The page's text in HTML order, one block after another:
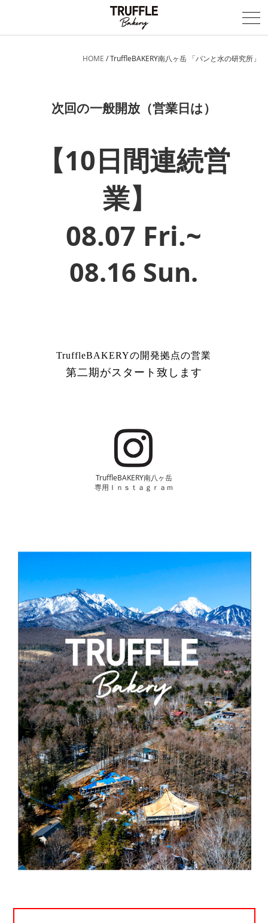
Locations
Item
Creative
企業理念
戦略のコンセプト
お問い合わせ
HOME /TruffleBAKERY南八ヶ岳 「パンと水の研究所」
次回の一般開放（営業日は）
【10日間連続営
業】
08.07 Fri.~
08.16 Sun.
TruffleBAKERYの開発拠点の営業
第二期がスタート致します
TruffleBAKERY南八ヶ岳
専用Ｉｎｓｔａｇｒａｍ